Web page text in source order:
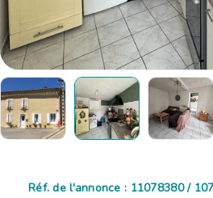
Réf. de l'annonce : 11078380 /